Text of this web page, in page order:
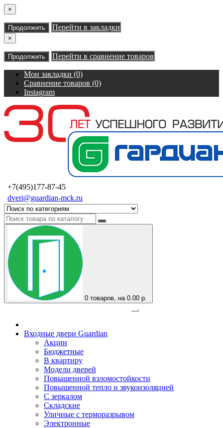
×
Продолжить Перейти в закладки
×
Продолжить Перейти в сравнение товаров
Мои закладки (0)
Сравнение товаров (0)
Instagram
+7(495)177-87-45
dveri@guardian-mck.ru
0 товаров, на 0.00 р.
Входные двери Guardian
Акции
Бюджетные
В квартиру
Модели дверей
Повышенной взломостойкости
Повышенной тепло и звукоизоляцией
С зеркалом
Складские
Уличные с терморазрывом
Электронные